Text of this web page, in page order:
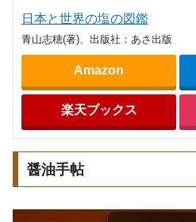
日本と世界の塩の図鑑
青山志穂(著)、出版社：あさ出版
Amazon
楽天ブックス
醤油手帖